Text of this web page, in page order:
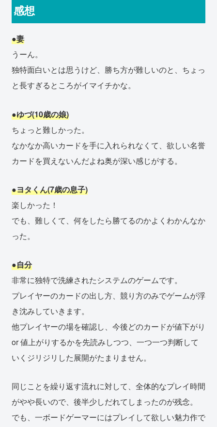
感想
●妻
うーん。
独特面白いとは思うけど、勝ち方が難しいのと、ちょっ
と長すぎるところがイマイチかな。
●ゆづ(10歳の娘)
ちょっと難しかった。
なかなか高いカードを手に入れられなくて、欲しい名誉
カードを買えないんだよね奥が深い感じがする。
●ヨタくん(7歳の息子)
楽しかった！
でも、難しくて、何をしたら勝てるのかよくわかんなか
った。
●自分
非常に独特で洗練されたシステムのゲームです。
プレイヤーのカードの出し方、競り方のみでゲームが浮
き沈みしていきます。
他プレイヤーの場を確認し、今後どのカードが値下がり
or 値上がりするかを先読みしつつ、一つ一つ判断して
いくジリジリした展開がたまりません。
同じことを繰り返す流れに対して、全体的なプレイ時間
がやや長いので、後半少しだれてしまったのが残念。
でも、一ボードゲーマーにはプレイして欲しい魅力作で